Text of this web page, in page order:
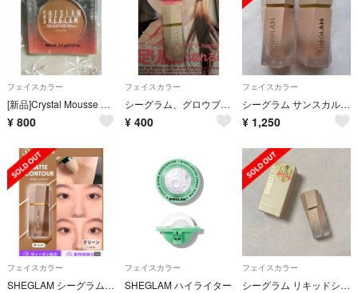
フェイスカラー
[新品]Crystal Mousse Highlighter Moonbeam
¥ 800
フェイスカラー
シーグラム、グロウブルームリキッドハイライター
¥ 400
フェイスカラー
シーグラム サンスカルプ リキッドシェーディング 2本 まとめ売り
¥ 1,250
フェイスカラー
SHEGLAM シーグラム シェーディング clay
フェイスカラー
SHEGLAM ハイライター
フェイスカラー
シーグラム リキッドシェーディング(ソフトタン)